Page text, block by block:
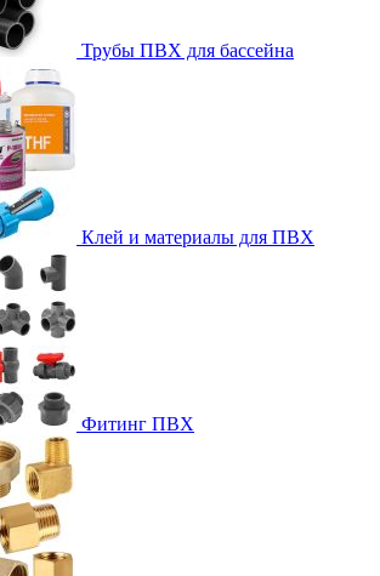
Трубы ПВХ для бассейна
Клей и материалы для ПВХ
Фитинг ПВХ